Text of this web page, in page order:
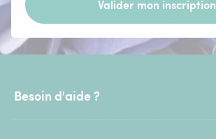
Valider mon inscription
Besoin d'aide ?